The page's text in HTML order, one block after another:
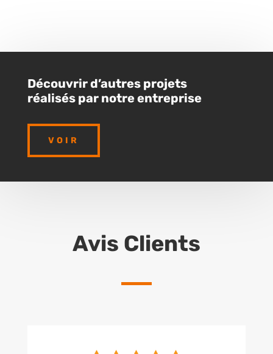
Découvrir d’autres projets
réalisés par notre entreprise
VOIR
Avis Clients